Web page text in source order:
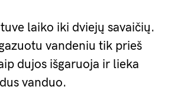
laiko iki dviejų savaičių.
vandeniu tik prieš
dujos išgaruoja ir lieka
vanduo.